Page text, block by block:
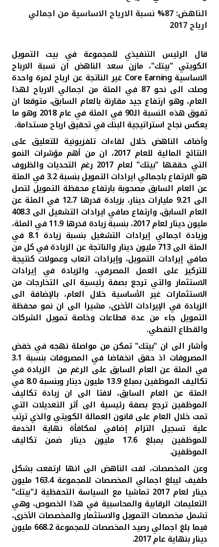
القنوات المصرفية
خدمات ما بعد البيع
اتصل بنا
مواقع الفروع وأجهزة الصرف الآلي
ألمانيا
ماليزيا
تركيا
مصر
المملكة المتحدة
مملكة البحرين
الناهض: 87% نسبة الارباح الاساسية من اجمالي
ارباح 2017
قال الرئيس التنفيذي للمجموعة في بيت التمويل
الكويتي "بيتك"، مازن سعد الناهضان نسبة الارباح
الاساسية Core Earning غير الناتجة عن ارباح لمرة واحدة
وصلت الى نحو 87 في المئة من اجمالي الارباح لهذا
العام، وهو ارتفاع جيد مقارنة بالعام السابق، متوقعا ان
تفوق هذه النسبة الـ90 في المئة في عام 2018 وهو ما
يعكس نجاح استراتيجية البنك في تحقيق ارباح مستدامة.
وأضاف الناهض خلال لقاءات تلفزيونية للتعليق على
النتائج المالية للعام 2017، ان من أهم مؤشرات النمو
التي حققها "بيتك" لعام 2017 رغم التحديات والظروف
هو الارتفاع باجمالي ايرادات التمويل بنسبة 3.2 في المئة
عن العام السابق مصحوبة بارتفاع محفظة التمويل لتصل
الى 9.21 مليارات دينار، بزيادة قدرها 12.7 في المئة عن
العام السابق، وارتفاع صافي ايرادات التشغيل الى 408.3
مليون دينار لعام 2017، بنسبة زيادة قدرها 11.9 في المئة،
و زيادة اجمالي إيرادات التشغيل بنسبة زيادة 8.1 في
المئة الى 713 مليون دينار والناتجة عن الزيادة في كل من
صافي إيرادات التمويل، وإيرادات اتعاب وعمولات كنتيجة
للتركيز على العمل المصرفي، والزيادة في إيرادات
الاستثمار والتي ترجع بصفة رئيسية الى التخارجات من
الاستثمارات غير الأساسية خلال العام، بالإضافة الى
الزيادة في الإيرادات الأخرى، مشيرا الى ان نمو محفظة
التمويل جاء من عدة قطاعات وخاصة تمويل الشركات
والقطاع النفطي.
وأشار الى ان "بيتك" تمكن من مواصلة نهجه في خفض
المصروفات اذ حقق انخفاضا في المصروفات بنسبة 3.1
في المئة عن العام السابق على الرغم من الزيادة في
تكاليف الموظفين بمبلغ 13.9 مليون دينار وبنسبة 8.0 في
المئة عن العام السابق، لافتا الى ان زيادة تكاليف
الموظفين ترجع بصفة رئيسية الى أثر التعديلات التي
تمت خلال العام على قانون العمالة الكويتي والذي ترتب
علية تسجيل التزام إضافي لمكافأة نهاية الخدمة
للموظفين بمبلغ 17.6 مليون دينار ضمن تكاليف
الموظفين.
وعن المخصصات، لفت الناهض الى انها ارتفعت بشكل
طفيف ليبلغ اجمالي المخصصات للمجموعة 163.4 مليون
دينار لعام 2017 تماشيا مع السياسة التحفظية لـ"بيتك"
التعليمات الرقابية والمحاسبية في هذا الخصوص، وهي
تشمل مخصصات التمويل والاستثمار والمخصصات الأخرى،
فيما بلغ اجمالي رصيد المخصصات للمجموعة 668.2 مليون
دينار بنهاية عام 2017.